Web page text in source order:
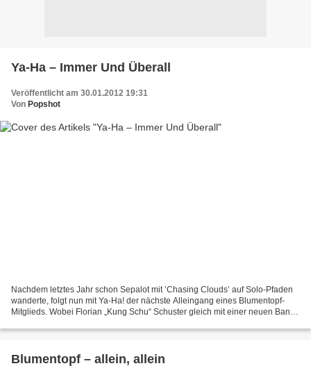
Ya-Ha – Immer Und Überall
Veröffentlicht am 30.01.2012 19:31
Von Popshot
Nachdem letztes Jahr schon Sepalot mit ’Chasing Clouds’ auf Solo-Pfaden
wanderte, folgt nun mit Ya-Ha! der nächste Alleingang eines Blumentopf-
Mitglieds. Wobei Florian „Kung Schu“ Schuster gleich mit einer neuen Band
Blumentopf – allein, allein